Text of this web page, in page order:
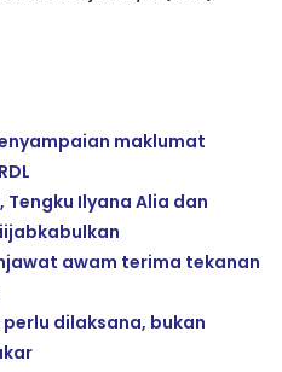
maklumat
Tengku Ilyana Alia dan
awam terima tekanan
perlu dilaksana, bukan